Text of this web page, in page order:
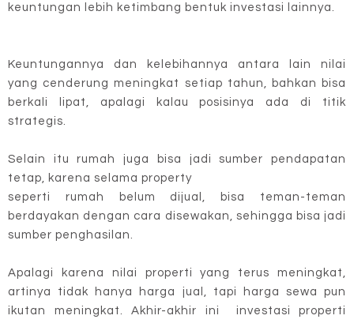
keuntungan lebih ketimbang bentuk investasi lainnya.
Keuntungannya dan kelebihannya antara lain nilai
yang cenderung meningkat setiap tahun, bahkan bisa
berkali lipat, apalagi kalau posisinya ada di titik
strategis.
Selain itu rumah juga bisa jadi sumber pendapatan
tetap, karena selama property
seperti rumah belum dijual, bisa teman-teman
berdayakan dengan cara disewakan, sehingga bisa jadi
sumber penghasilan.
Apalagi karena nilai properti yang terus meningkat,
artinya tidak hanya harga jual, tapi harga sewa pun
ikutan meningkat. Akhir-akhir ini investasi properti